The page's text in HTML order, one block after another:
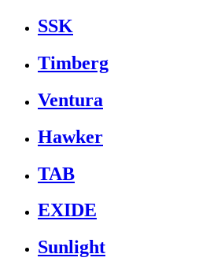
SSK
Timberg
Ventura
Hawker
TAB
EXIDE
Sunlight